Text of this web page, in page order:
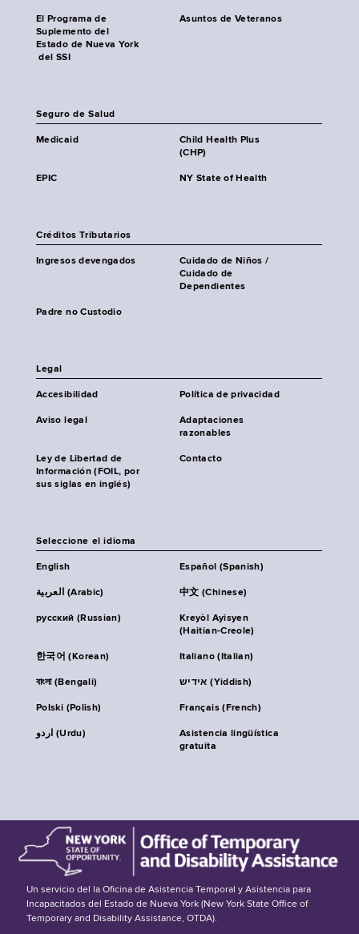
El Programa de
Suplemento del
Estado de Nueva York
del SSI
Asuntos de Veteranos
Seguro de Salud
Medicaid
Child Health Plus
(CHP)
EPIC NY State of Health
Créditos Tributarios
Ingresos devengados
Cuidado de Niños /
Cuidado de
Dependientes
Padre no Custodio
Legal
Accesibilidad Política de privacidad
Aviso legal
Adaptaciones
razonables
Ley de Libertad de
Información (FOIL, por
sus siglas en inglés)
Contacto
Seleccione el idioma
English Español (Spanish)
العربية (Arabic) 中文 (Chinese)
русский (Russian)
Kreyòl Ayisyen
(Haitian-Creole)
한국어 (Korean) Italiano (Italian)
বাংলা (Bengali) אידיש (Yiddish)
Polski (Polish) Français (French)
اردو (Urdu)
Asistencia lingüística
gratuita
Un servicio del la Oficina de Asistencia Temporal y Asistencia para
Incapacitados del Estado de Nueva York (New York State Office of
Temporary and Disability Assistance, OTDA).